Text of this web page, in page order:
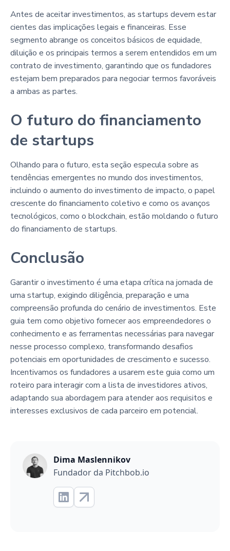
Antes de aceitar investimentos, as startups devem estar
cientes das implicações legais e financeiras. Esse
segmento abrange os conceitos básicos de equidade,
diluição e os principais termos a serem entendidos em um
contrato de investimento, garantindo que os fundadores
estejam bem preparados para negociar termos favoráveis
a ambas as partes.
O futuro do financiamento
de startups
Olhando para o futuro, esta seção especula sobre as
tendências emergentes no mundo dos investimentos,
incluindo o aumento do investimento de impacto, o papel
crescente do financiamento coletivo e como os avanços
tecnológicos, como o blockchain, estão moldando o futuro
do financiamento de startups.
Conclusão
Garantir o investimento é uma etapa crítica na jornada de
uma startup, exigindo diligência, preparação e uma
compreensão profunda do cenário de investimentos. Este
guia tem como objetivo fornecer aos empreendedores o
conhecimento e as ferramentas necessárias para navegar
nesse processo complexo, transformando desafios
potenciais em oportunidades de crescimento e sucesso.
Incentivamos os fundadores a usarem este guia como um
roteiro para interagir com a lista de investidores ativos,
adaptando sua abordagem para atender aos requisitos e
interesses exclusivos de cada parceiro em potencial.
Dima Maslennikov
Fundador da Pitchbob.io